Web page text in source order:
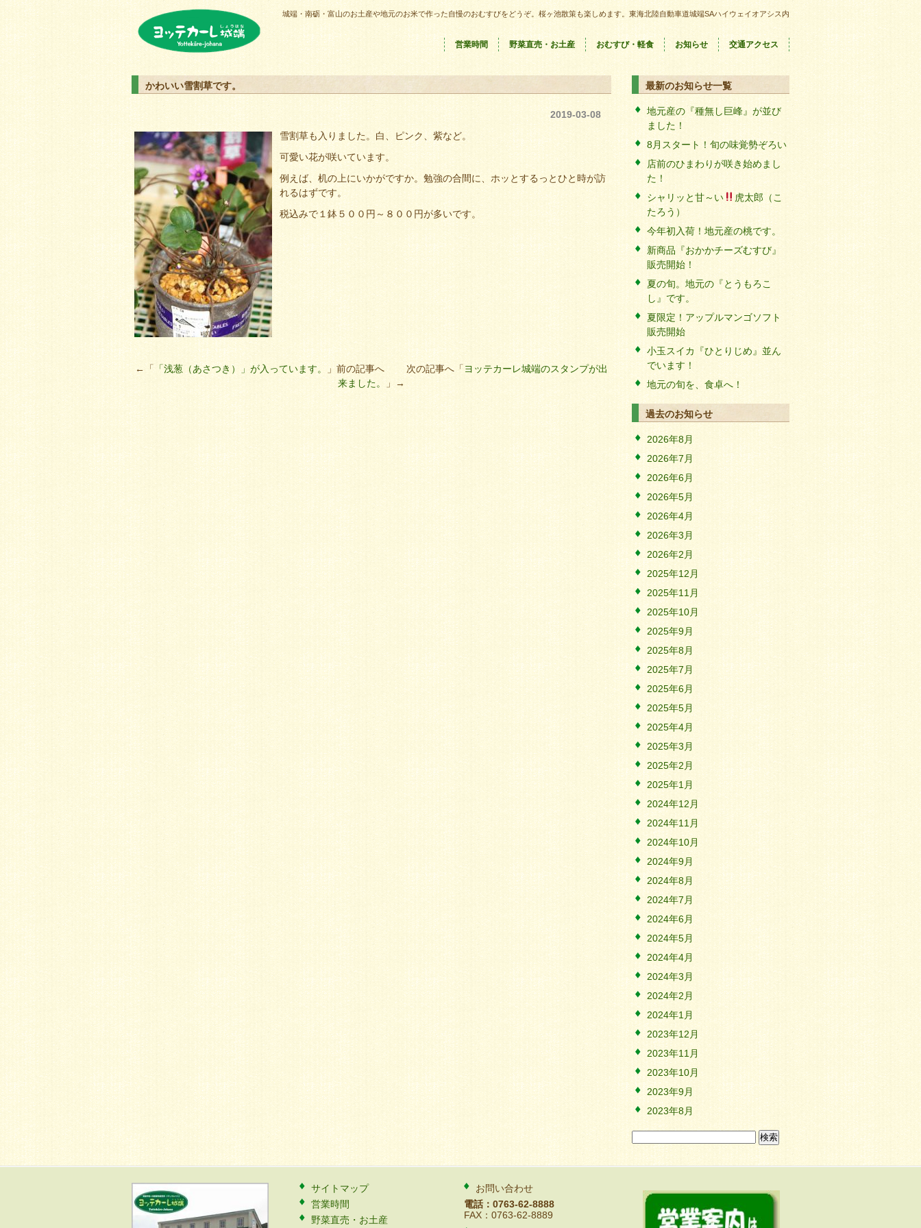
城端・南砺・富山のお土産や地元のお米で作った自慢のおむすびをどうぞ。桜ヶ池散策も楽しめます。東海北陸自動車道城端SAハイウェイオアシス内
営業時間 野菜直売・お土産 おむすび・軽食 お知らせ 交通アクセス
かわいい雪割草です。
2019-03-08
雪割草も入りました。白、ピンク、紫など。
可愛い花が咲いています。
例えば、机の上にいかがですか。勉強の合間に、ホッとするっとひと時が訪
れるはずです。
税込みで１鉢５００円～８００円が多いです。
←「 「浅葱（あさつき）」が入っています。 」前の記事へ 次の記事へ「ヨッテカーレ城端のスタンプが出
来ました。
」→
最新のお知らせ一覧
地元産の『種無し巨峰』が並び
ました！
8月スタート！旬の味覚勢ぞろい
店前のひまわりが咲き始めまし
た！
シャリッと甘～い
虎太郎（こ
たろう）
今年初入荷！地元産の桃です。
新商品『おかかチーズむすび』
販売開始！
夏の旬。地元の『とうもろこ
し』です。
夏限定！アップルマンゴソフト
販売開始
小玉スイカ『ひとりじめ』並ん
でいます！
地元の旬を、食卓へ！
過去のお知らせ
2026年8月
2026年7月
2026年6月
2026年5月
2026年4月
2026年3月
2026年2月
2025年12月
2025年11月
2025年10月
2025年9月
2025年8月
2025年7月
2025年6月
2025年5月
2025年4月
2025年3月
2025年2月
2025年1月
2024年12月
2024年11月
2024年10月
2024年9月
2024年8月
2024年7月
2024年6月
2024年5月
2024年4月
2024年3月
2024年2月
2024年1月
2023年12月
2023年11月
2023年10月
2023年9月
2023年8月
索:
サイトマップ
営業時間
野菜直売・お土産
お問い合わせ
電話：0763-62-8888
FAX：0763-62-8889